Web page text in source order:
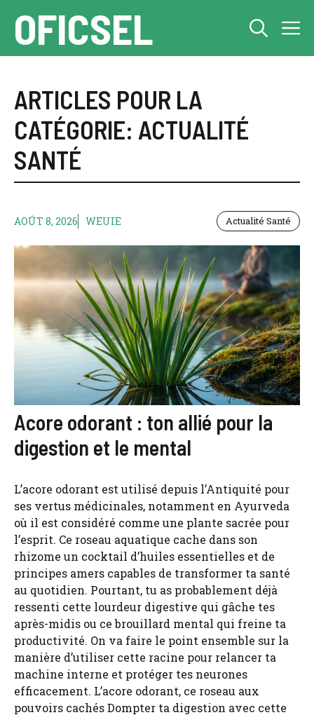
contenu
OFICSEL
ARTICLES POUR LA
CATÉGORIE: ACTUALITÉ
SANTÉ
AOÛT 8, 2026 WEUIE Actualité Santé
Acore odorant : ton allié pour la
digestion et le mental
L’acore odorant est utilisé depuis l’Antiquité pour
ses vertus médicinales, notamment en Ayurveda
où il est considéré comme une plante sacrée pour
l’esprit. Ce roseau aquatique cache dans son
rhizome un cocktail d’huiles essentielles et de
principes amers capables de transformer ta santé
au quotidien. Pourtant, tu as probablement déjà
ressenti cette lourdeur digestive qui gâche tes
après-midis ou ce brouillard mental qui freine ta
productivité. On va faire le point ensemble sur la
manière d’utiliser cette racine pour relancer ta
machine interne et protéger tes neurones
efficacement. L’acore odorant, ce roseau aux
pouvoirs cachés Dompter ta digestion avec cette